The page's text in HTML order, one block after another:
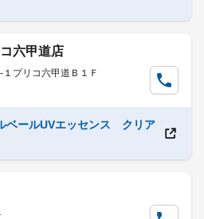
六甲道店
プリコ六甲道Ｂ１Ｆ
ベールUVエッセンス クリア